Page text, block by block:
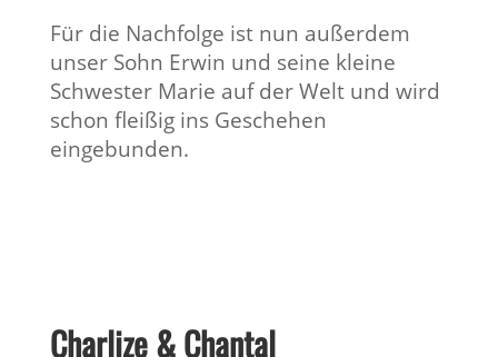
Für die Nachfolge ist nun außerdem
unser Sohn Erwin und seine kleine
Schwester Marie auf der Welt und wird
schon fleißig ins Geschehen
eingebunden.
Charlize & Chantal